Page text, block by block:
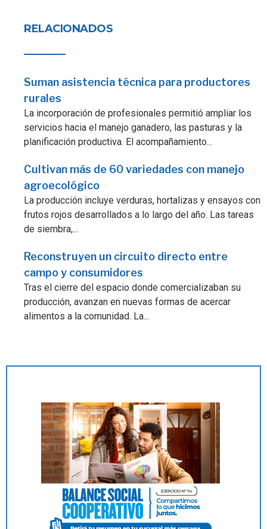
RELACIONADOS
Suman asistencia técnica para productores
rurales
La incorporación de profesionales permitió ampliar los
servicios hacia el manejo ganadero, las pasturas y la
planificación productiva. El acompañamiento...
Cultivan más de 60 variedades con manejo
agroecológico
La producción incluye verduras, hortalizas y ensayos con
frutos rojos desarrollados a lo largo del año. Las tareas
de siembra,...
Reconstruyen un circuito directo entre
campo y consumidores
Tras el cierre del espacio donde comercializaban su
producción, avanzan en nuevas formas de acercar
alimentos a la comunidad. La...